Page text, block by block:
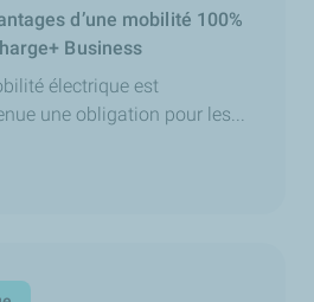
d’une mobilité 100%
Business
électrique est
une obligation pour les...